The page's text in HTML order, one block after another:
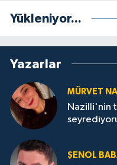
Yükleniyor...
Yazarlar
MÜRVET
Nazilli'nin
ŞENOL